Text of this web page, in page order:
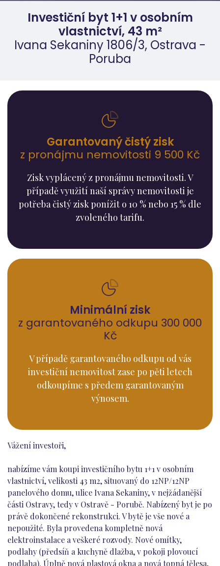
Investiční byt 1+1 v osobním
vlastnictví, 43 m²
Ivana Sekaniny 1806/3, Ostrava -
Poruba
Garantovaný čistý zisk
z pronájmu nemovitosti 9 500 Kč
Zisk vyplácený z pronájmu nemovitosti. V
případě využití naší správy nemovitosti je
potřeba čistý zisk ponížit o 10 % nebo 15 % dle
zvoleného tarifu.
Minimální zisk
z garantovaného odkupu 300 000
Kč
V případě garantovaného odkupu od vás
investiční nemovitost zase po pěti letech
odkoupíme s předem garantovaným
výnosem.
Vážení investoři,
nabízíme vám koupi investičního bytu 1+1 v osobním
vlastnictví, velikosti 43 m2, situovaný do 12NP/12NP
panelového domu, ulice Ivana Sekaniny, v nejžádanější
části Ostravy, tedy v Ostravě - Porubě. Nabízený byt je po
právě dokončené rekonstrukci. V bytě je vše nové a
nepoužité. Byla provedena kompletně nová
elektroinstalace a veškeré rozvody. Nové omítky,
podlahy (předsíň a kuchyně dlažba, v pokoji plovoucí
podlaha). Úplně nová plastová okna a nová topná tělesa,